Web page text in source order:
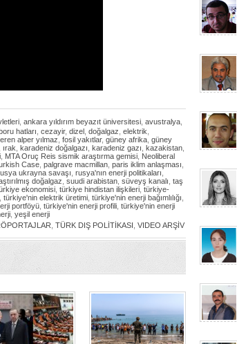
ankara yıldırım beyazıt üniversitesi avustralya
hatları cezayir, dizel doğalgaz elektrik
eren alper yılmaz fosil yakıtlar, güney afrika güney
ırak karadeniz doğalgazı karadeniz gazı kazakistan
MTA Oruç Reis sismik araştırma gemisi Neoliberal
Case palgrave macmillan paris iklim anlaşması
ukrayna savaşı rusya'nın enerji politikaları
doğalgaz suudi arabistan süveyş kanalı taş
ekonomisi türkiye hindistan ilişkileri türkiye-
türkiye'nin elektrik üretimi türkiye'nin enerji bağımlılığı
portföyü türkiye'nin enerji profili türkiye'nin enerji
yeşil enerji
TÜRK DIŞ POLİTİKASI VIDEO ARŞİV